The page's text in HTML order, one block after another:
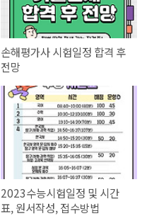
손해평가사 시험일정 합격 후
전망
2023수능시험일정 및 시간
표, 원서작성, 접수방법